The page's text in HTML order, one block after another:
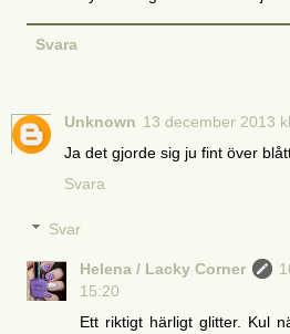
Svara
Unknown 13 december 2013
Ja det gjorde sig ju fint över
Svara
Svar
Helena / Lacky Corner
15:20
Ett riktigt härligt glitter. Kul